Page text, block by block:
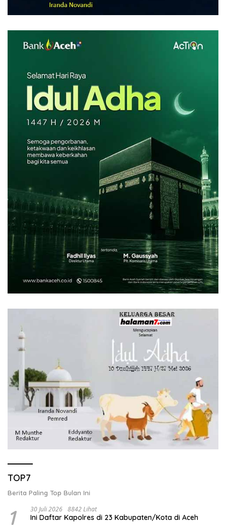
TOP7
Berita Paling Top Bulan Ini
1 30 Juli 2026 8842 Lihat
Ini Daftar Kapolres di 23 Kabupaten/Kota di Aceh